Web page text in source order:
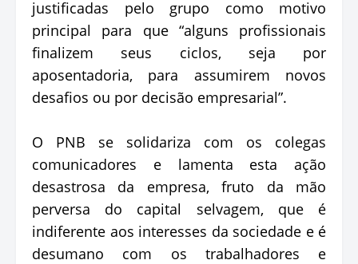
justificadas pelo grupo como motivo
principal para que “alguns profissionais
finalizem seus ciclos, seja por
aposentadoria, para assumirem novos
desafios ou por decisão empresarial”.
O PNB se solidariza com os colegas
comunicadores e lamenta esta ação
desastrosa da empresa, fruto da mão
perversa do capital selvagem, que é
indiferente aos interesses da sociedade e é
desumano com os trabalhadores e